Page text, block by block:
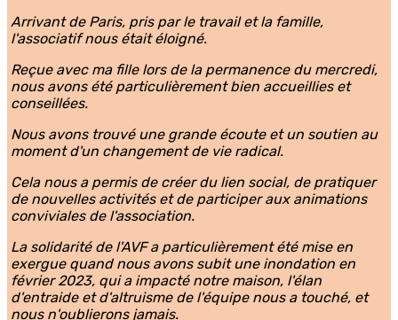
Arrivant de Paris, pris par le travail et la famille,
l'associatif nous était éloigné.
Reçue avec ma fille lors de la permanence du mercredi,
nous avons été particulièrement bien accueillies et
conseillées.
Nous avons trouvé une grande écoute et un soutien au
moment d'un changement de vie radical.
Cela nous a permis de créer du lien social, de pratiquer
de nouvelles activités et de participer aux animations
conviviales de l'association.
La solidarité de l'AVF a particulièrement été mise en
exergue quand nous avons subit une inondation en
février 2023, qui a impacté notre maison, l'élan
d'entraide et d'altruisme de l'équipe nous a touché, et
nous n'oublierons jamais.